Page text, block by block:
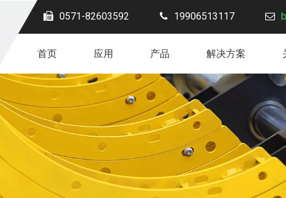
0571-82603592 19906513117
首页 应用 产品 解决方案